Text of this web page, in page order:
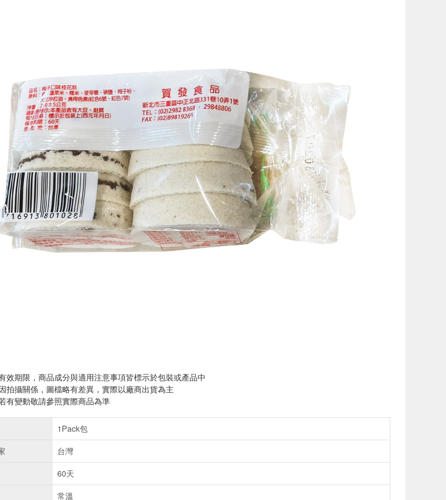
效期限，商品成分與適用注意事項皆標示於包裝或產品中
拍攝關係，圖檔略有差異，實際以廠商出貨為主
有變動敬請參照實際商品為準
1Pack包
台灣
60天
常溫